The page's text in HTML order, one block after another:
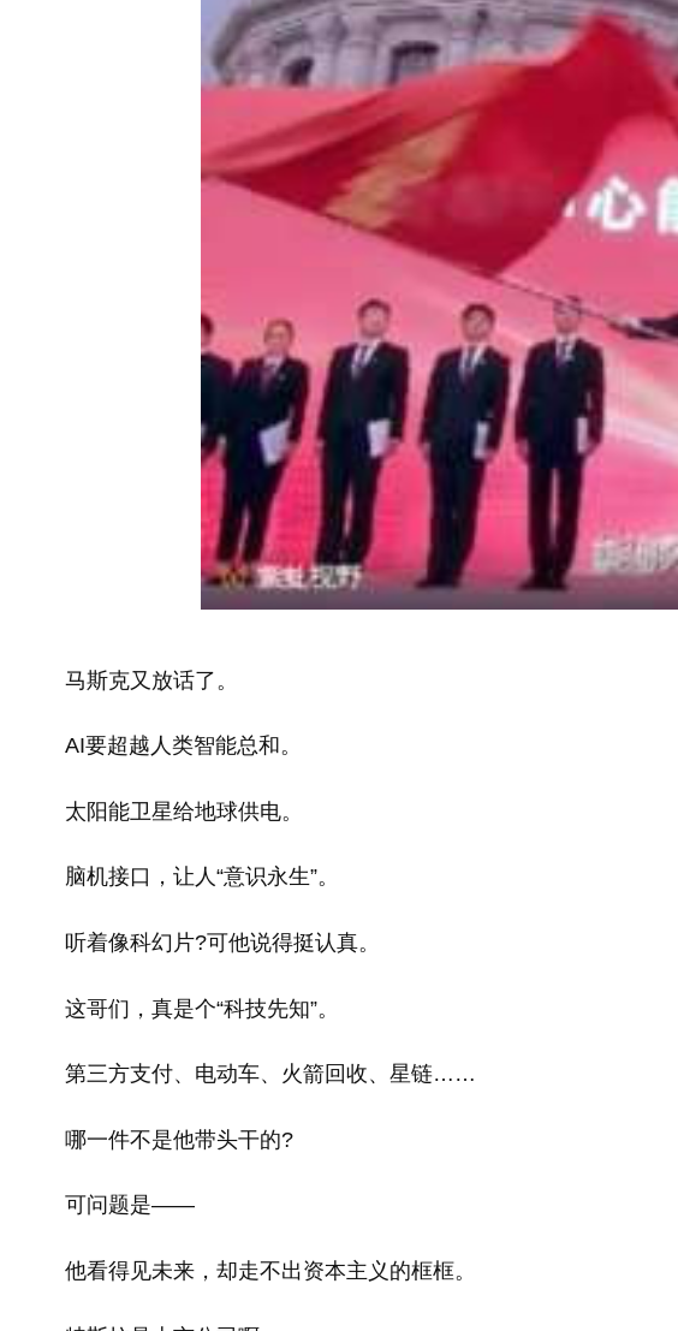
马斯克又放话了。
AI要超越人类智能总和。
太阳能卫星给地球供电。
脑机接口，让人“意识永生”。
听着像科幻片?可他说得挺认真。
这哥们，真是个“科技先知”。
第三方支付、电动车、火箭回收、星链……
哪一件不是他带头干的?
可问题是——
他看得见未来，却走不出资本主义的框框。